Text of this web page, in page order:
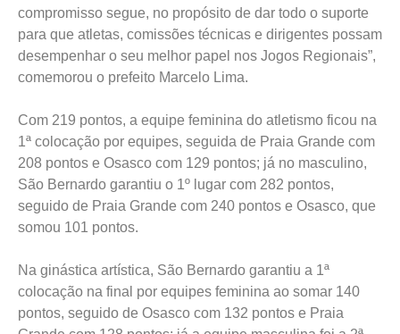
compromisso segue, no propósito de dar todo o suporte
para que atletas, comissões técnicas e dirigentes possam
desempenhar o seu melhor papel nos Jogos Regionais”,
comemorou o prefeito Marcelo Lima.
Com 219 pontos, a equipe feminina do atletismo ficou na
1ª colocação por equipes, seguida de Praia Grande com
208 pontos e Osasco com 129 pontos; já no masculino,
São Bernardo garantiu o 1º lugar com 282 pontos,
seguido de Praia Grande com 240 pontos e Osasco, que
somou 101 pontos.
Na ginástica artística, São Bernardo garantiu a 1ª
colocação na final por equipes feminina ao somar 140
pontos, seguido de Osasco com 132 pontos e Praia